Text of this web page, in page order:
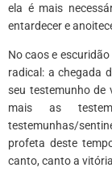
ela é mais
entardecer e
No caos e
radical: a chegada
seu testemunho de
mais as
testemunhas/
profeta deste
canto, canto a